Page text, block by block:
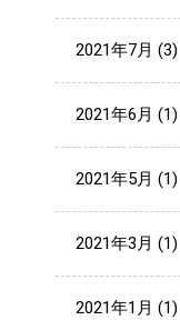
2021年7月 (3)
2021年6月 (1)
2021年5月 (1)
2021年3月 (1)
2021年1月 (1)